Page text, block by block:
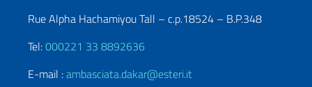
Rue Alpha Hachamiyou Tall – c.p.18524 – B.P.348
Tel:000221 33 8892636
E-mail :ambasciata.dakar@esteri.it